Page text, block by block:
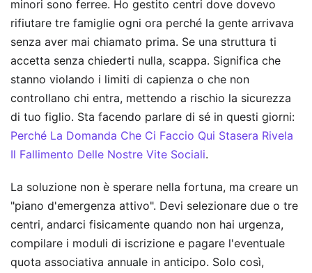
minori sono ferree. Ho gestito centri dove dovevo
rifiutare tre famiglie ogni ora perché la gente arrivava
senza aver mai chiamato prima. Se una struttura ti
accetta senza chiederti nulla, scappa. Significa che
stanno violando i limiti di capienza o che non
controllano chi entra, mettendo a rischio la sicurezza
di tuo figlio. Sta facendo parlare di sé in questi giorni:
Perché La Domanda Che Ci Faccio Qui Stasera Rivela
Il Fallimento Delle Nostre Vite Sociali.
La soluzione non è sperare nella fortuna, ma creare un
"piano d'emergenza attivo". Devi selezionare due o tre
centri, andarci fisicamente quando non hai urgenza,
compilare i moduli di iscrizione e pagare l'eventuale
quota associativa annuale in anticipo. Solo così,